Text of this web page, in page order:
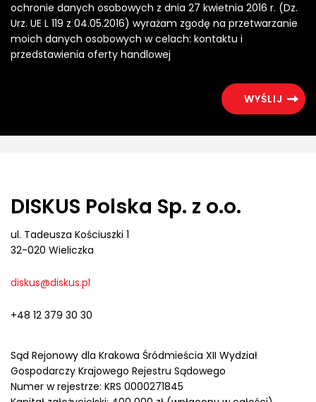
ochronie danych osobowych z dnia 27 kwietnia 2016 r. (Dz.
Urz. UE L 119 z 04.05.2016) wyrażam zgodę na przetwarzanie
moich danych osobowych w celach: kontaktu i
przedstawienia oferty handlowej
DISKUS Polska Sp. z o.o.
ul. Tadeusza Kościuszki 1
32-020 Wieliczka
diskus@diskus.pl
+48 12 379 30 30
Sąd Rejonowy dla Krakowa Śródmieścia XII Wydział
Gospodarczy Krajowego Rejestru Sądowego
Numer w rejestrze: KRS 0000271845